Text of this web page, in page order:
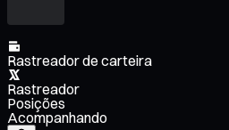
Rastreador de carteira
Rastreador
Posições
Acompanhando